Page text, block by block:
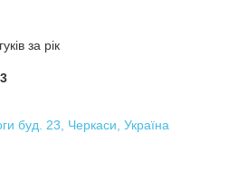
за рік
буд. 23, Черкаси, Україна